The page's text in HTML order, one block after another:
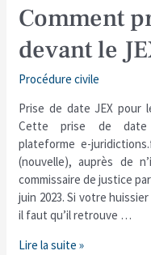
Comment
devant le
Procédure civile
Prise de date JEX pour
Cette prise de date
plateforme e-
(nouvelle), auprès de
commissaire de justice
juin 2023. Si votre
il faut qu’il retrouve …
Comment
prendre
une
date
devant
JEX
de
Paris
?
Lire la suite »